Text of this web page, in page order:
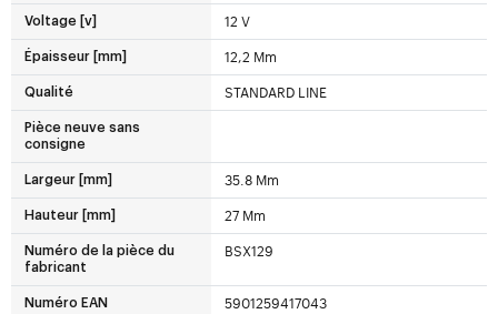
Voltage [v] 12 V
Épaisseur [mm] 12,2 Mm
Qualité STANDARD LINE
Pièce neuve sans
consigne
Largeur [mm] 35.8 Mm
Hauteur [mm] 27 Mm
Numéro de la pièce du
fabricant
BSX129
Numéro EAN 5901259417043